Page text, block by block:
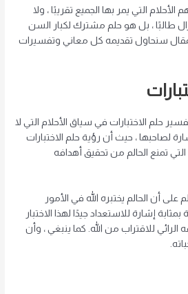
الأحلام التي يمر بها الجميع تقريبًا ، ولا
طالبًا ، بل هو حلم مشترك لكبار السن
سنحاول تقديمه كل معاني وتفسيرات
حلم الاختبارات في سياق الأحلام التي لا
لصاحبها ، حيث أن رؤية حلم الاختبارات
تمنع الحالم من تحقيق أهدافه
على أن الحالم يختبره الله في الأمور
بمثابة إشارة للاستعداد جيدًا لهذا الاختبار
الرائي للاقتراب من الله. كما ينبغي ، وأن